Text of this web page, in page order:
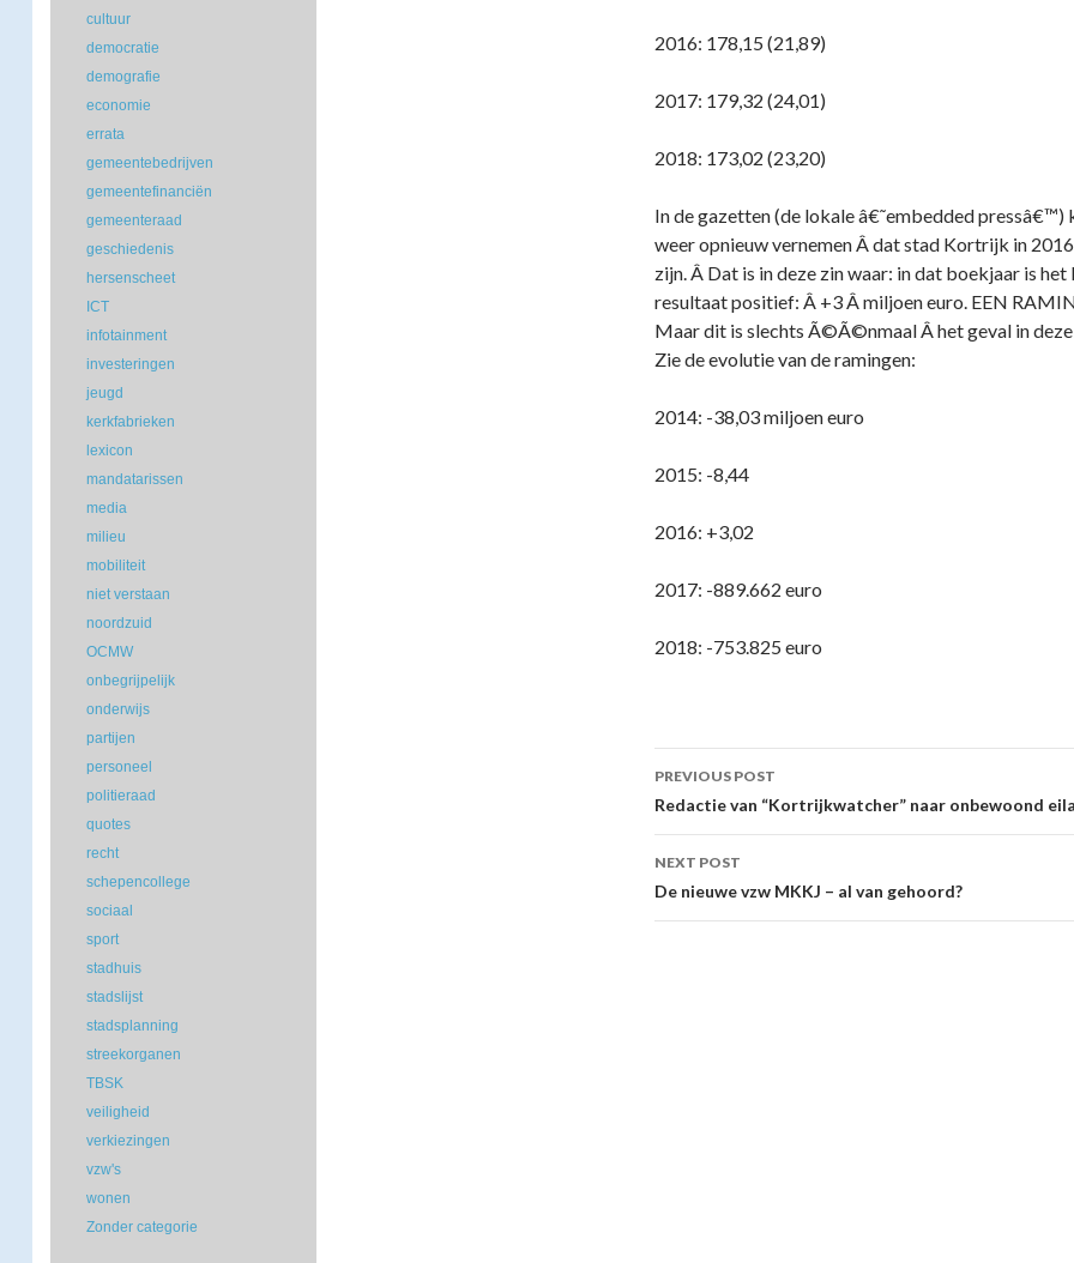
2016: 178,15 (21,89)
2017: 179,32 (24,01)
2018: 173,02 (23,20)
In de gazetten (de lokale â€˜embedded pressâ€™)
weer opnieuw vernemen Â dat stad Kortrijk in
zijn. Â Dat is in deze zin waar: in dat boekjaar is
resultaat positief: Â +3 Â miljoen euro. EEN
Maar dit is slechts Ã©Ã©nmaal Â het geval in
Zie de evolutie van de ramingen:
2014: -38,03 miljoen euro
2015: -8,44
2016: +3,02
2017: -889.662 euro
2018: -753.825 euro
Post
navigation
PREVIOUS POST
Redactie van “Kortrijkwatcher” naar onbewoond
NEXT POST
De nieuwe vzw MKKJ – al van gehoord?
cultuur
democratie
demografie
economie
errata
gemeentebedrijven
gemeentefinanciën
gemeenteraad
geschiedenis
hersenscheet
ICT
infotainment
investeringen
jeugd
kerkfabrieken
lexicon
mandatarissen
media
milieu
mobiliteit
niet verstaan
noordzuid
OCMW
onbegrijpelijk
onderwijs
partijen
personeel
politieraad
quotes
recht
schepencollege
sociaal
sport
stadhuis
stadslijst
stadsplanning
streekorganen
TBSK
veiligheid
verkiezingen
vzw's
wonen
Zonder categorie